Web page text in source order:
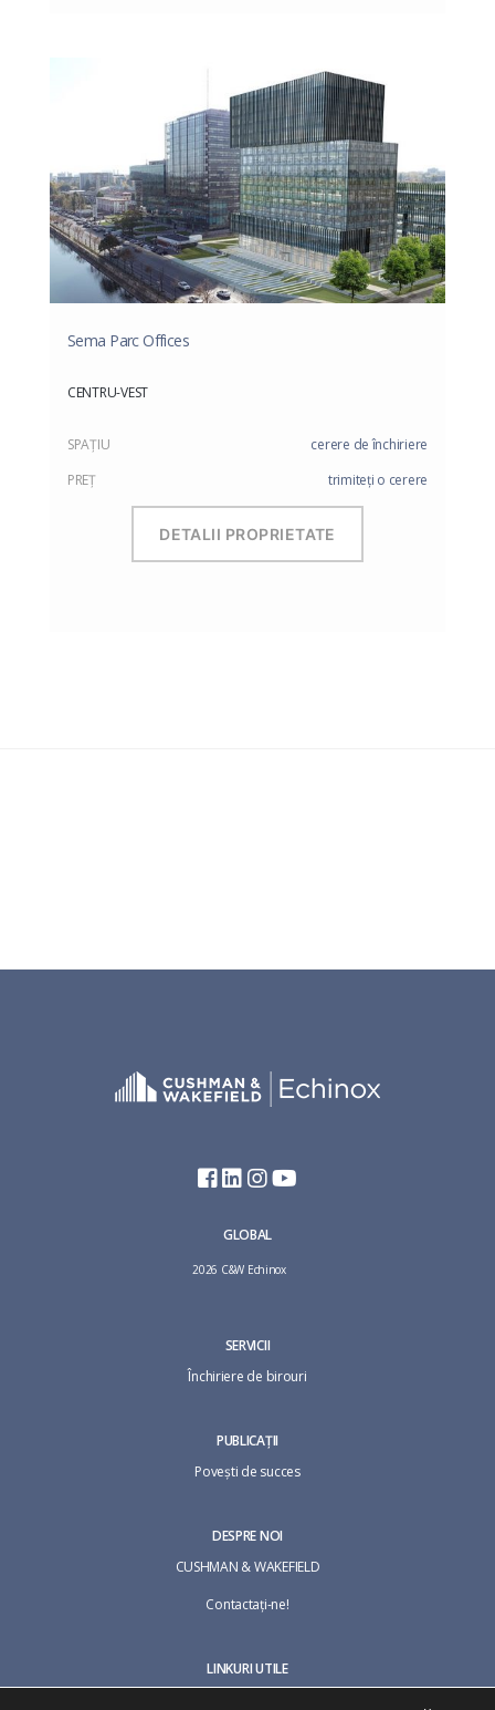
Sema Parc Offices
CENTRU-VEST
SPAŢIU
cerere de închiriere
PREŢ
trimiteți o cerere
DETALII PROPRIETATE
GLOBAL
2026 C&W Echinox
SERVICII
Închiriere de birouri
PUBLICAȚII
Povești de succes
DESPRE NOI
CUSHMAN & WAKEFIELD
Contactaţi-ne!
LINKURI UTILE